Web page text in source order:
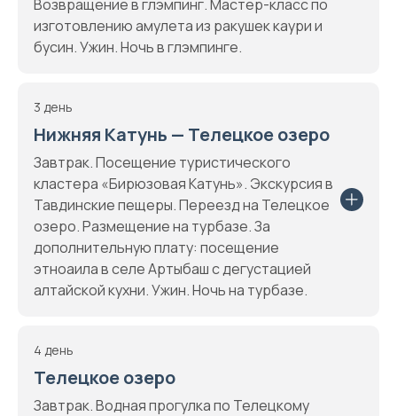
Возвращение в глэмпинг. Мастер-класс по
изготовлению амулета из ракушек каури и
бусин. Ужин. Ночь в глэмпинге.
3 день
Нижняя Катунь — Телецкое озеро
Завтрак. Посещение туристического
кластера «Бирюзовая Катунь». Экскурсия в
Тавдинские пещеры. Переезд на Телецкое
озеро. Размещение на турбазе. За
дополнительную плату: посещение
этноаила в селе Артыбаш с дегустацией
алтайской кухни. Ужин. Ночь на турбазе.
4 день
Телецкое озеро
Завтрак. Водная прогулка по Телецкому